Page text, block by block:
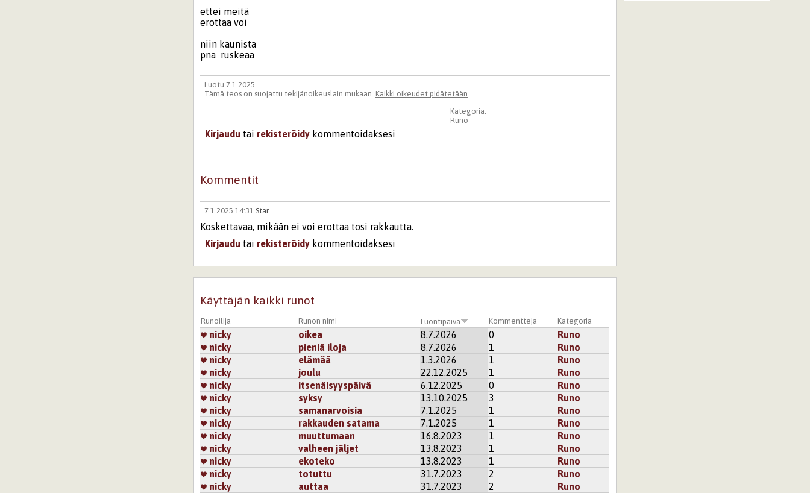
ettei meitä
erottaa voi
niin kaunista
pna ruskeaa
Luotu 7.1.2025
Tämä teos on suojattu tekijänoikeuslain mukaan. Kaikki oikeudet pidätetään.
Kategoria:
Runo
Kirjaudu tai rekisteröidy kommentoidaksesi
Kommentit
7.1.2025 14:31 Star
Koskettavaa, mikään ei voi erottaa tosi rakkautta.
Kirjaudu tai rekisteröidy kommentoidaksesi
Sivut
Käyttäjän kaikki runot
Runoilija Runon nimi Luontipäivä Kommentteja Kategoria
nicky oikea 8.7.2026 0
Runo
nicky
pieniä iloja 8.7.2026 1
Runo
nicky
elämää 1.3.2026 1
Runo
nicky
joulu 22.12.2025 1
Runo
nicky
itsenäisyyspäivä 6.12.2025 0
Runo
nicky
syksy 13.10.2025 3
Runo
nicky
samanarvoisia 7.1.2025 1
Runo
nicky
rakkauden satama 7.1.2025 1
Runo
nicky
muuttumaan 16.8.2023 1
Runo
nicky
valheen jäljet 13.8.2023 1
Runo
nicky
ekoteko 13.8.2023 1
Runo
nicky
totuttu 31.7.2023 2
Runo
nicky
auttaa 31.7.2023 2
Runo